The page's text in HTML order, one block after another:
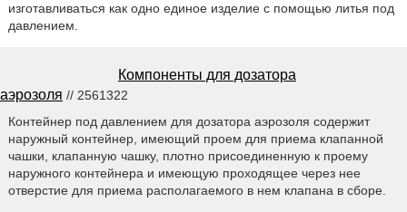
изготавливаться как одно единое изделие с помощью литья под
давлением.
Компоненты для дозатора
аэрозоля // 2561322
Контейнер под давлением для дозатора аэрозоля содержит
наружный контейнер, имеющий проем для приема клапанной
чашки, клапанную чашку, плотно присоединенную к проему
наружного контейнера и имеющую проходящее через нее
отверстие для приема располагаемого в нем клапана в сборе.